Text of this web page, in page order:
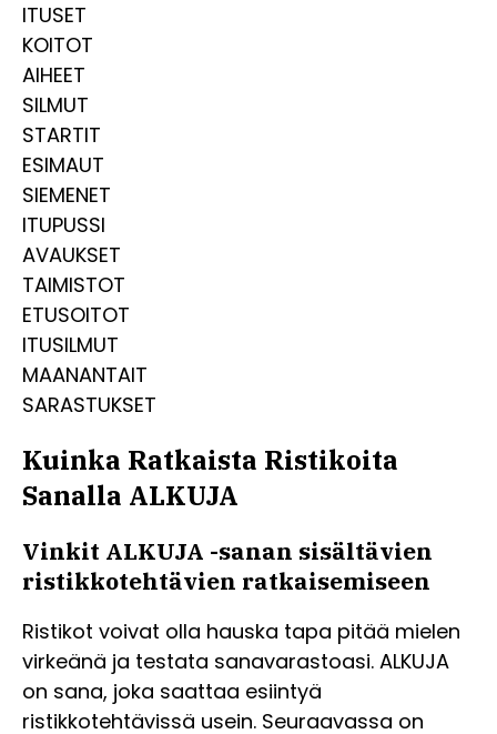
ITUSET
KOITOT
AIHEET
SILMUT
STARTIT
ESIMAUT
SIEMENET
ITUPUSSI
AVAUKSET
TAIMISTOT
ETUSOITOT
ITUSILMUT
MAANANTAIT
SARASTUKSET
Kuinka Ratkaista Ristikoita
Sanalla ALKUJA
Vinkit ALKUJA -sanan sisältävien
ristikkotehtävien ratkaisemiseen
Ristikot voivat olla hauska tapa pitää mielen
virkeänä ja testata sanavarastoasi. ALKUJA
on sana, joka saattaa esiintyä
ristikkotehtävissä usein. Seuraavassa on